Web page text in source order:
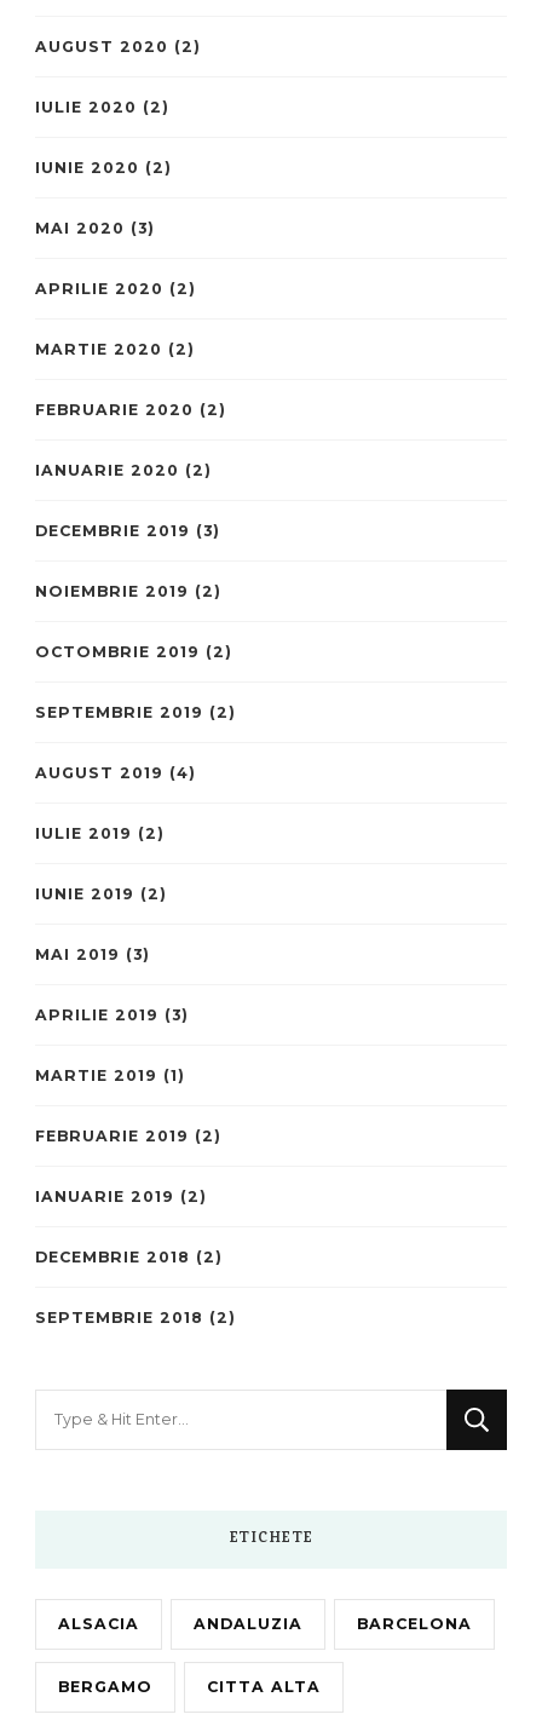
AUGUST 2020 (2)
IULIE 2020 (2)
IUNIE 2020 (2)
MAI 2020 (3)
APRILIE 2020 (2)
MARTIE 2020 (2)
FEBRUARIE 2020 (2)
IANUARIE 2020 (2)
DECEMBRIE 2019 (3)
NOIEMBRIE 2019 (2)
OCTOMBRIE 2019 (2)
SEPTEMBRIE 2019 (2)
AUGUST 2019 (4)
IULIE 2019 (2)
IUNIE 2019 (2)
MAI 2019 (3)
APRILIE 2019 (3)
MARTIE 2019 (1)
FEBRUARIE 2019 (2)
IANUARIE 2019 (2)
DECEMBRIE 2018 (2)
SEPTEMBRIE 2018 (2)
ETICHETE
ALSACIA ANDALUZIA BARCELONA
BERGAMO CITTA ALTA